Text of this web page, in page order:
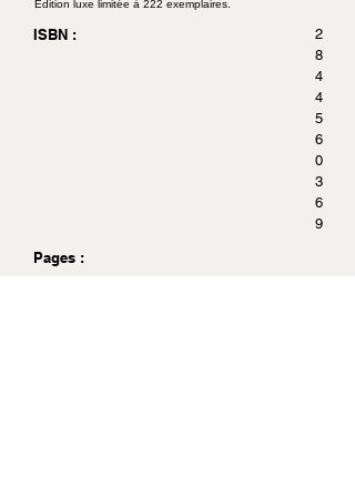
ISBN :
2
8
4
4
5
6
0
3
6
9
Pages :
Edition luxe limitée à 222 exemplaires.